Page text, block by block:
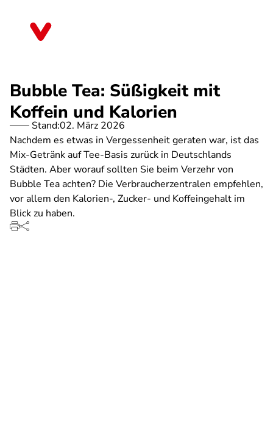
Bubble Tea: Süßigkeit mit
Koffein und Kalorien
Stand:02. März 2026
Nachdem es etwas in Vergessenheit geraten war, ist das
Mix-Getränk auf Tee-Basis zurück in Deutschlands
Städten. Aber worauf sollten Sie beim Verzehr von
Bubble Tea achten? Die Verbraucherzentralen empfehlen,
vor allem den Kalorien-, Zucker- und Koffeingehalt im
Blick zu haben.